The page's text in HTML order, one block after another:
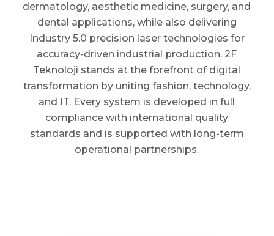
dermatology, aesthetic medicine, surgery, and
dental applications, while also delivering
Industry 5.0 precision laser technologies for
accuracy-driven industrial production. 2F
Teknoloji stands at the forefront of digital
transformation by uniting fashion, technology,
and IT. Every system is developed in full
compliance with international quality
standards and is supported with long-term
operational partnerships.